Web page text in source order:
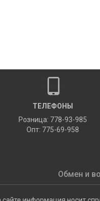
ТЕЛЕФОНЫ
Розница: 778-93-985
Опт: 775-69-958
Обмен и